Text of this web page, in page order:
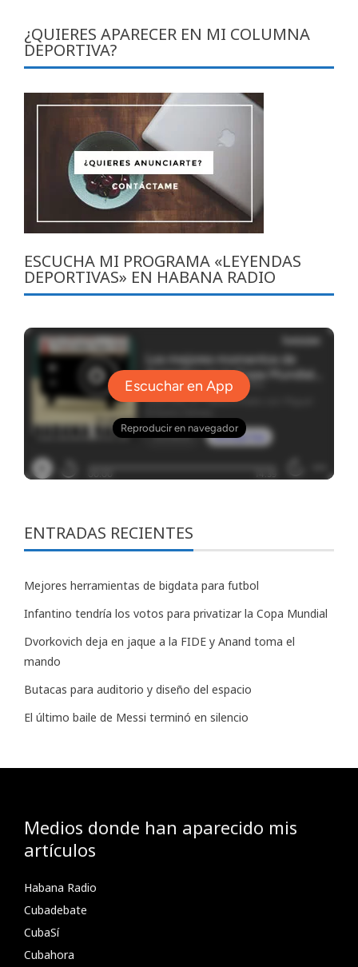
¿QUIERES APARECER EN MI COLUMNA
DEPORTIVA?
ESCUCHA MI PROGRAMA «LEYENDAS
DEPORTIVAS» EN HABANA RADIO
ENTRADAS RECIENTES
Mejores herramientas de bigdata para futbol
Infantino tendría los votos para privatizar la Copa Mundial
Dvorkovich deja en jaque a la FIDE y Anand toma el
mando
Butacas para auditorio y diseño del espacio
El último baile de Messi terminó en silencio
Medios donde han aparecido mis
artículos
Habana Radio
Cubadebate
CubaSí
Cubahora